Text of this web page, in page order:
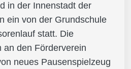
in der Innenstadt der
ein von der Grundschule
statt. Die
an den Förderverein
neues Pausenspielzeug